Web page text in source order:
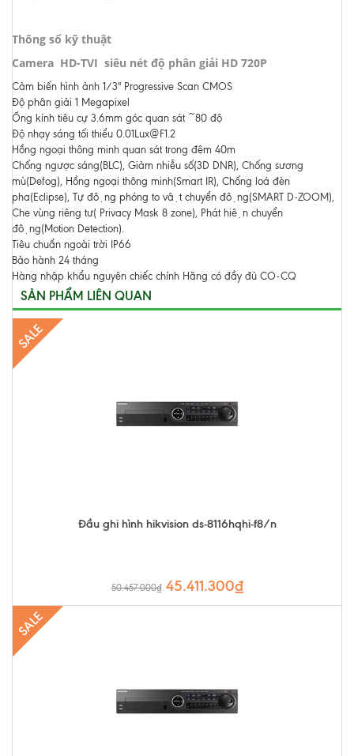
Thông số kỹ thuật
Camera HD-TVI siêu nét độ phân giải HD 720P
Cảm biến hình ảnh 1/3" Progressive Scan CMOS
Độ phân giải 1 Megapixel
Ống kính tiêu cự 3.6mm góc quan sát ~80 độ
Độ nhạy sáng tối thiểu 0.01Lux@F1.2
Hồng ngoại thông minh quan sát trong đêm 40m
Chống ngược sáng(BLC), Giảm nhiễu số(3D DNR), Chống sương
mù(Defog), Hồng ngoại thông minh(Smart IR), Chống loá đèn
pha(Eclipse), Tự động phóng to vật chuyển động(SMART D-ZOOM),
Che vùng riêng tư( Privacy Mask 8 zone), Phát hiện chuyển
động(Motion Detection).
Tiêu chuẩn ngoài trời IP66
Bảo hành 24 tháng
Hàng nhập khẩu nguyên chiếc chính Hãng có đầy đủ CO-CQ
SẢN PHẨM LIÊN QUAN
SALE
Đầu ghi hình hikvision ds-8116hqhi-f8/n
50.457.000₫ 45.411.300₫
SALE